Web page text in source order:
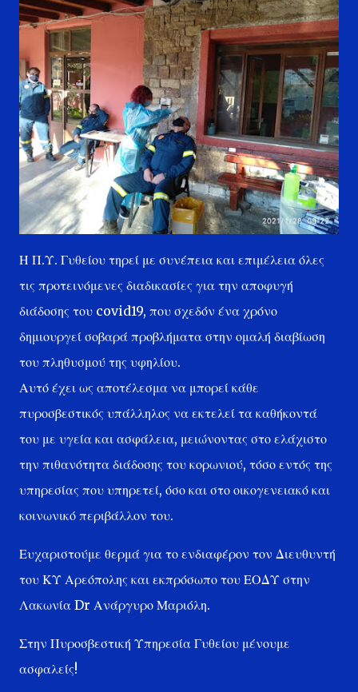
Η Π.Υ. Γυθείου τηρεί με συνέπεια και επιμέλεια όλες
τις προτεινόμενες διαδικασίες για την αποφυγή
διάδοσης του covid19, που σχεδόν ένα χρόνο
δημιουργεί σοβαρά προβλήματα στην ομαλή διαβίωση
του πληθυσμού της υφηλίου.
Αυτό έχει ως αποτέλεσμα να μπορεί κάθε
πυροσβεστικός υπάλληλος να εκτελεί τα καθήκοντά
του με υγεία και ασφάλεια, μειώνοντας στο ελάχιστο
την πιθανότητα διάδοσης του κορωνιού, τόσο εντός της
υπηρεσίας που υπηρετεί, όσο και στο οικογενειακό και
κοινωνικό περιβάλλον του.
Ευχαριστούμε θερμά για το ενδιαφέρον τον Διευθυντή
του ΚΥ Αρεόπολης και εκπρόσωπο του ΕΟΔΥ στην
Λακωνία Dr Ανάργυρο Μαριόλη.
Στην Πυροσβεστική Υπηρεσία Γυθείου μένουμε
ασφαλείς!